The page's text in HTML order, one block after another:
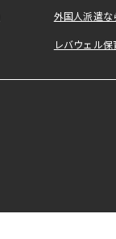
外国人派遣な
レバウェル